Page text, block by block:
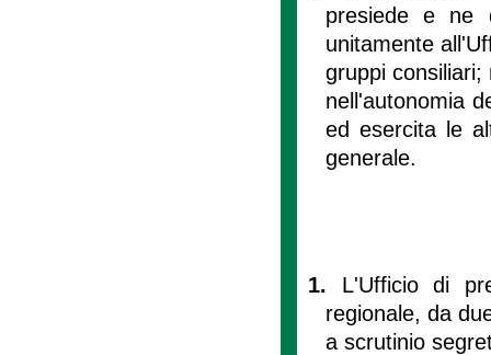
presiede e ne
unitamente
gruppi
nell'autonomia
ed esercita le
generale.
1. L'Ufficio di
regionale, da
a scrutinio